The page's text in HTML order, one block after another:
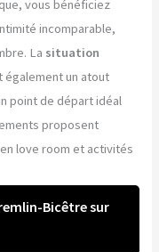
vous bénéficiez
incomparable,
La situation
un atout
point de départ idéal
proposent
love room et activités
Bicêtre sur